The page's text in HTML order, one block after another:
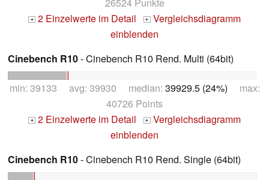
26524 Punkte
+ 2 Einzelwerte im Detail + Vergleichsdiagramm
einblenden
Cinebench R10- Cinebench R10 Rend. Multi (64bit)
min: 39133 avg: 39930 median: 39929.5 (24%) max:
40726 Points
+ 2 Einzelwerte im Detail + Vergleichsdiagramm
einblenden
Cinebench R10- Cinebench R10 Rend. Single (64bit)